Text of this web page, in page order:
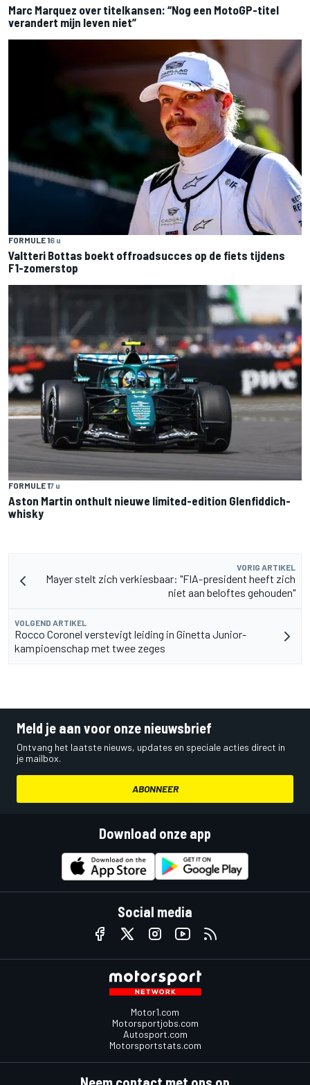
Marc Marquez over titelkansen: “Nog een MotoGP-titel
verandert mijn leven niet”
FORMULE 16 u
Valtteri Bottas boekt offroadsucces op de fiets tijdens
F1-zomerstop
FORMULE 17 u
Aston Martin onthult nieuwe limited-edition Glenfiddich-
whisky
VORIG ARTIKEL
Mayer stelt zich verkiesbaar: "FIA-president heeft zich
niet aan beloftes gehouden"
VOLGEND ARTIKEL
Rocco Coronel verstevigt leiding in Ginetta Junior-
kampioenschap met twee zeges
Meld je aan voor onze nieuwsbrief
Ontvang het laatste nieuws, updates en speciale acties direct in
je mailbox.
ABONNEER
Download onze app
Social media
Motor1.com
Motorsportjobs.com
Autosport.com
Motorsportstats.com